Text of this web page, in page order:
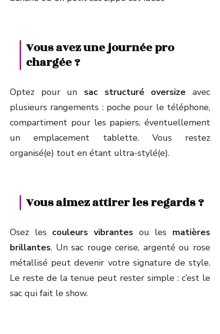
Vous avez une journée pro
chargée ?
Optez pour un sac structuré oversize avec
plusieurs rangements : poche pour le téléphone,
compartiment pour les papiers, éventuellement
un emplacement tablette. Vous restez
organisé(e) tout en étant ultra-stylé(e).
Vous aimez attirer les regards ?
Osez les couleurs vibrantes ou les matières
brillantes. Un sac rouge cerise, argenté ou rose
métallisé peut devenir votre signature de style.
Le reste de la tenue peut rester simple : c’est le
sac qui fait le show.